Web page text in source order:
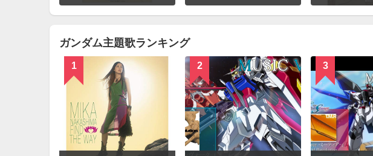
ガンダム主題歌ランキング
1 2 3